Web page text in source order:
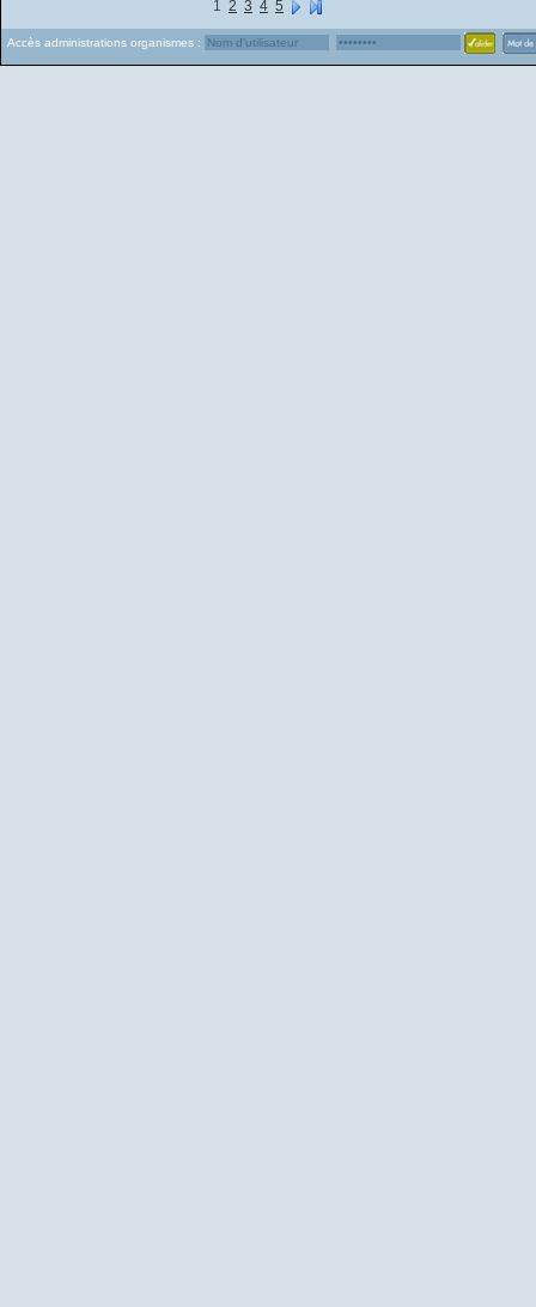
1 2 3 4 5
Accès administrations organismes :